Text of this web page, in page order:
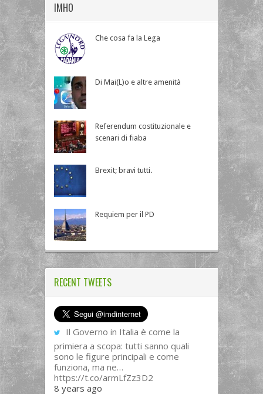
IMHO
Che cosa fa la Lega
Di Mai(L)o e altre amenità
Referendum costituzionale e
scenari di fiaba
Brexit; bravi tutti.
Requiem per il PD
RECENT TWEETS
Il Governo in Italia è come la
primiera a scopa: tutti sanno quali
sono le figure principali e come
funziona, ma ne…
https://t.co/armLfZz3D2
8 years ago